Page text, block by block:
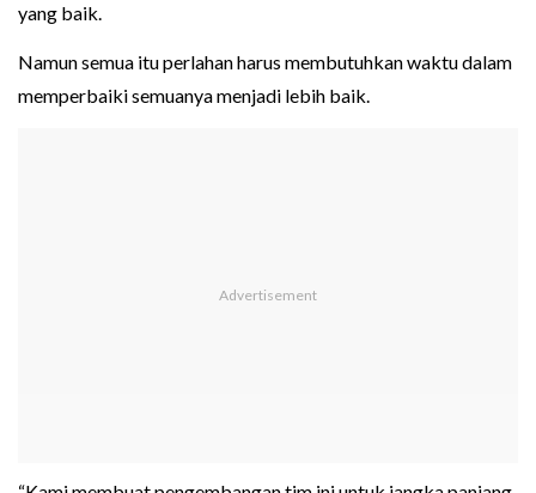
yang baik.
Namun semua itu perlahan harus membutuhkan waktu dalam
memperbaiki semuanya menjadi lebih baik.